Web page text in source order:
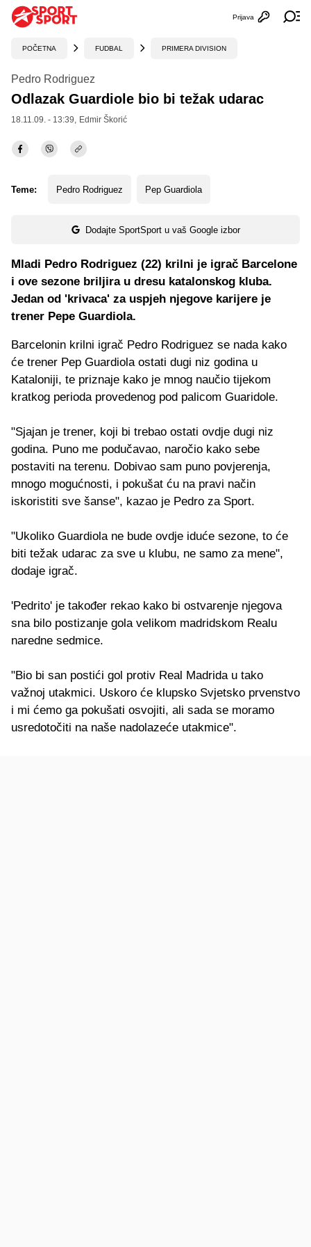
Otvori
Prijava
POČETNA FUDBAL PRIMERA DIVISION
Pedro Rodriguez
Odlazak Guardiole bio bi težak udarac
18.11.09. - 13:39, Edmir Škorić
Teme: Pedro Rodriguez Pep Guardiola
Dodajte SportSport u vaš Google izbor
Mladi Pedro Rodriguez (22) krilni je igrač Barcelone
i ove sezone briljira u dresu katalonskog kluba.
Jedan od 'krivaca' za uspjeh njegove karijere je
trener Pepe Guardiola.
Barcelonin krilni igrač Pedro Rodriguez se nada kako
će trener Pep Guardiola ostati dugi niz godina u
Kataloniji, te priznaje kako je mnog naučio tijekom
kratkog perioda provedenog pod palicom Guaridole.
"Sjajan je trener, koji bi trebao ostati ovdje dugi niz
godina. Puno me podučavao, naročio kako sebe
postaviti na terenu. Dobivao sam puno povjerenja,
mnogo mogućnosti, i pokušat ću na pravi način
iskoristiti sve šanse", kazao je Pedro za Sport.
"Ukoliko Guardiola ne bude ovdje iduće sezone, to će
biti težak udarac za sve u klubu, ne samo za mene",
dodaje igrač.
'Pedrito' je također rekao kako bi ostvarenje njegova
sna bilo postizanje gola velikom madridskom Realu
naredne sedmice.
"Bio bi san postići gol protiv Real Madrida u tako
važnoj utakmici. Uskoro će klupsko Svjetsko prvenstvo
i mi ćemo ga pokušati osvojiti, ali sada se moramo
usredotočiti na naše nadolazeće utakmice".